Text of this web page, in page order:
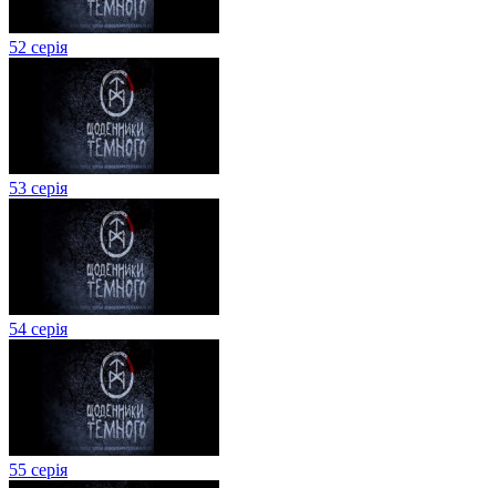
52 серія
53 серія
54 серія
55 серія